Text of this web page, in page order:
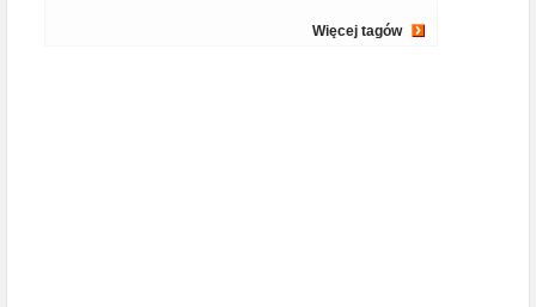
Więcej tagów